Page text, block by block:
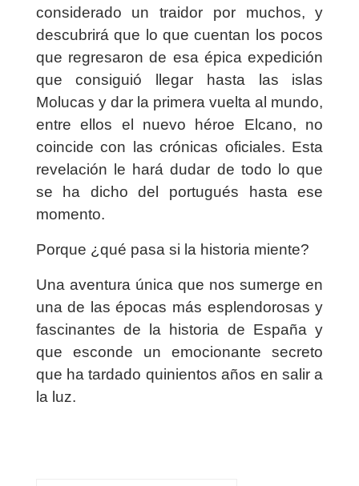
considerado un traidor por muchos, y
descubrirá que lo que cuentan los pocos
que regresaron de esa épica expedición
que consiguió llegar hasta las islas
Molucas y dar la primera vuelta al mundo,
entre ellos el nuevo héroe Elcano, no
coincide con las crónicas oficiales. Esta
revelación le hará dudar de todo lo que
se ha dicho del portugués hasta ese
momento.
Porque ¿qué pasa si la historia miente?
Una aventura única que nos sumerge en
una de las épocas más esplendorosas y
fascinantes de la historia de España y
que esconde un emocionante secreto
que ha tardado quinientos años en salir a
la luz.